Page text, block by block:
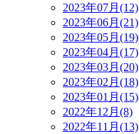
2023年07月(12)
2023年06月(21)
2023年05月(19)
2023年04月(17)
2023年03月(20)
2023年02月(18)
2023年01月(15)
2022年12月(8)
2022年11月(13)